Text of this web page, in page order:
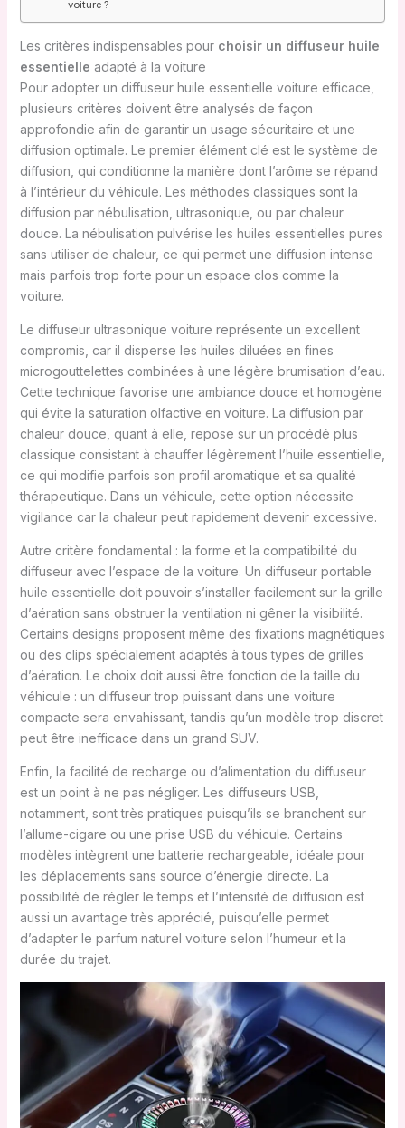
voiture ?
Les critères indispensables pour choisir un diffuseur huile
essentielle adapté à la voiture
Pour adopter un diffuseur huile essentielle voiture efficace,
plusieurs critères doivent être analysés de façon
approfondie afin de garantir un usage sécuritaire et une
diffusion optimale. Le premier élément clé est le système de
diffusion, qui conditionne la manière dont l’arôme se répand
à l’intérieur du véhicule. Les méthodes classiques sont la
diffusion par nébulisation, ultrasonique, ou par chaleur
douce. La nébulisation pulvérise les huiles essentielles pures
sans utiliser de chaleur, ce qui permet une diffusion intense
mais parfois trop forte pour un espace clos comme la
voiture.
Le diffuseur ultrasonique voiture représente un excellent
compromis, car il disperse les huiles diluées en fines
microgouttelettes combinées à une légère brumisation d’eau.
Cette technique favorise une ambiance douce et homogène
qui évite la saturation olfactive en voiture. La diffusion par
chaleur douce, quant à elle, repose sur un procédé plus
classique consistant à chauffer légèrement l’huile essentielle,
ce qui modifie parfois son profil aromatique et sa qualité
thérapeutique. Dans un véhicule, cette option nécessite
vigilance car la chaleur peut rapidement devenir excessive.
Autre critère fondamental : la forme et la compatibilité du
diffuseur avec l’espace de la voiture. Un diffuseur portable
huile essentielle doit pouvoir s’installer facilement sur la grille
d’aération sans obstruer la ventilation ni gêner la visibilité.
Certains designs proposent même des fixations magnétiques
ou des clips spécialement adaptés à tous types de grilles
d’aération. Le choix doit aussi être fonction de la taille du
véhicule : un diffuseur trop puissant dans une voiture
compacte sera envahissant, tandis qu’un modèle trop discret
peut être inefficace dans un grand SUV.
Enfin, la facilité de recharge ou d’alimentation du diffuseur
est un point à ne pas négliger. Les diffuseurs USB,
notamment, sont très pratiques puisqu’ils se branchent sur
l’allume-cigare ou une prise USB du véhicule. Certains
modèles intègrent une batterie rechargeable, idéale pour
les déplacements sans source d’énergie directe. La
possibilité de régler le temps et l’intensité de diffusion est
aussi un avantage très apprécié, puisqu’elle permet
d’adapter le parfum naturel voiture selon l’humeur et la
durée du trajet.